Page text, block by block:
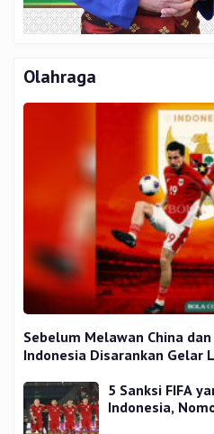
Olahraga
Sebelum Melawan China
Indonesia Disarankan Gelar
5 Sanksi FIFA
Indonesia,